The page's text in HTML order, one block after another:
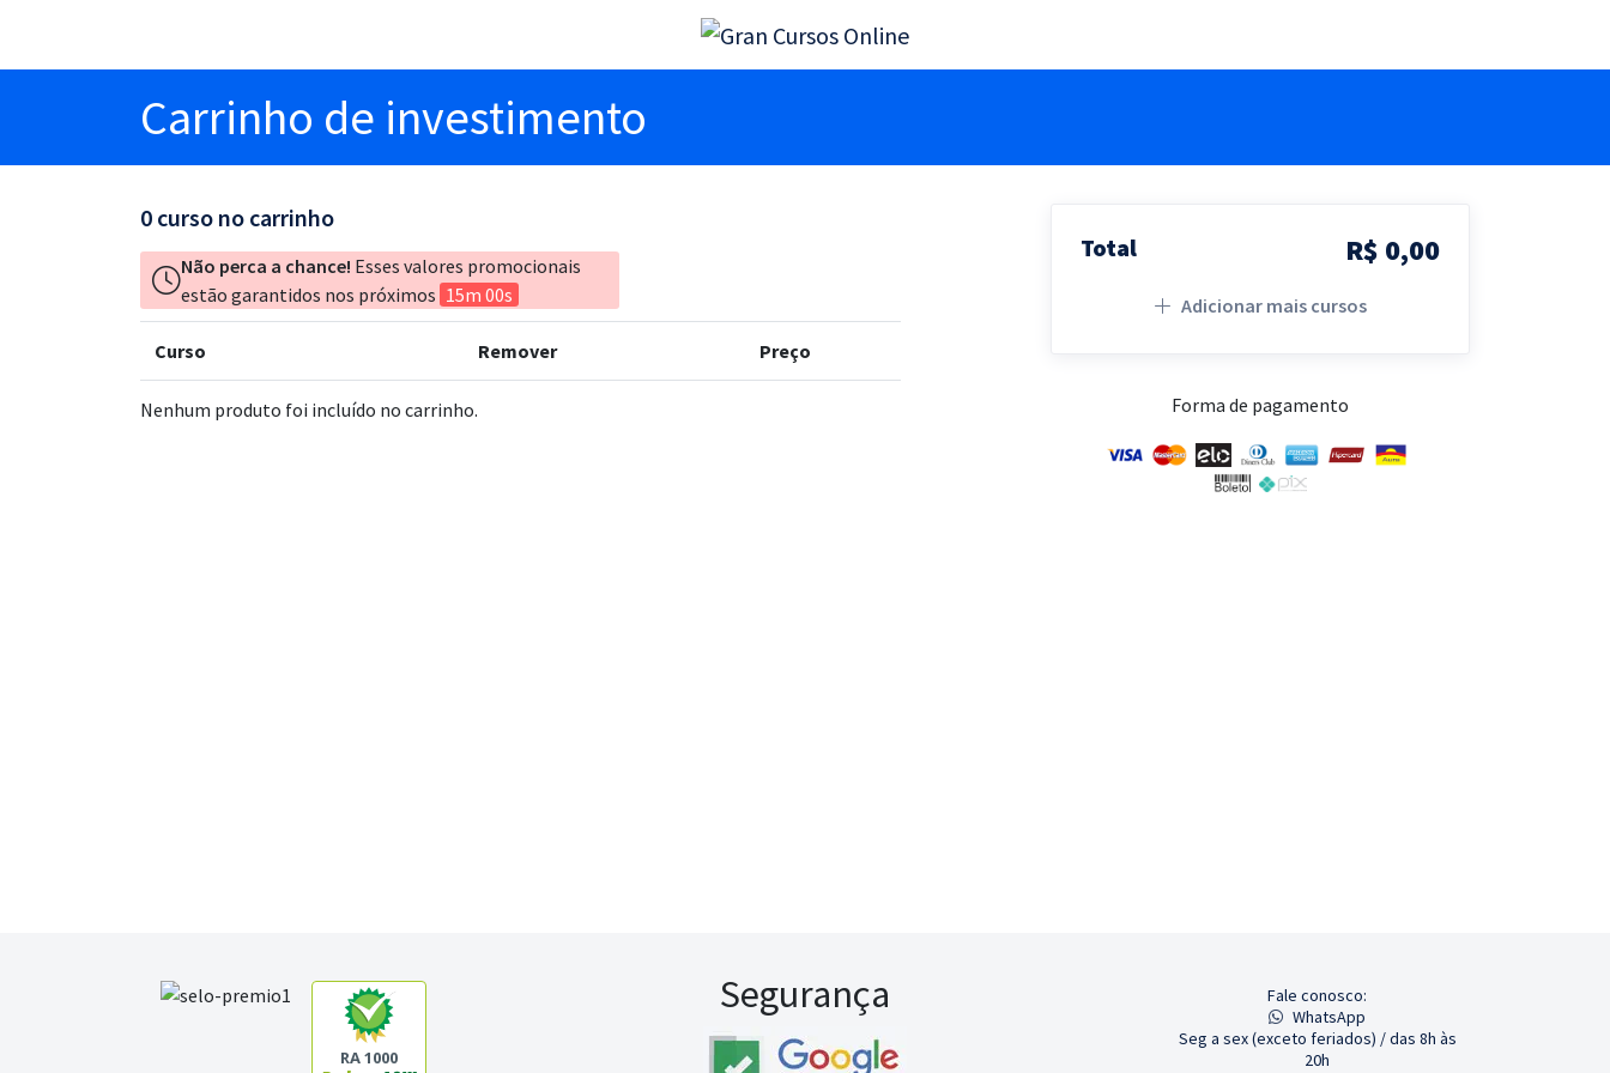
Carrinho de investimento
0 curso no carrinho
Não perca a chance! Esses valores promocionais
estão garantidos nos próximos 15m 00s
Curso Remover Preço
Nenhum produto foi incluído no carrinho.
Total R$ 0,00
Adicionar mais cursos
Forma de pagamento
RA 1000
Segurança
Fale conosco:
WhatsApp
Seg a sex (exceto feriados) / das 8h às
20h